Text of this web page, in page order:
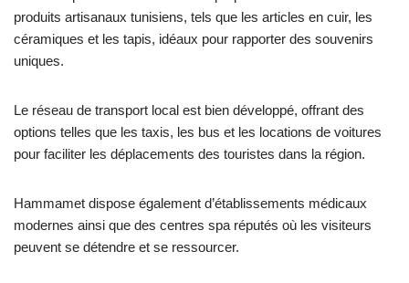
produits artisanaux tunisiens, tels que les articles en cuir, les
céramiques et les tapis, idéaux pour rapporter des souvenirs
uniques.
Le réseau de transport local est bien développé, offrant des
options telles que les taxis, les bus et les locations de voitures
pour faciliter les déplacements des touristes dans la région.
Hammamet dispose également d’établissements médicaux
modernes ainsi que des centres spa réputés où les visiteurs
peuvent se détendre et se ressourcer.